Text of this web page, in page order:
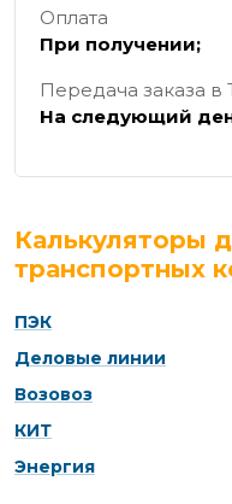
Оплата
При получении;
Передача заказа в
На следующий
Калькуляторы
транспортных
ПЭК
Деловые линии
Возовоз
КИТ
Энергия